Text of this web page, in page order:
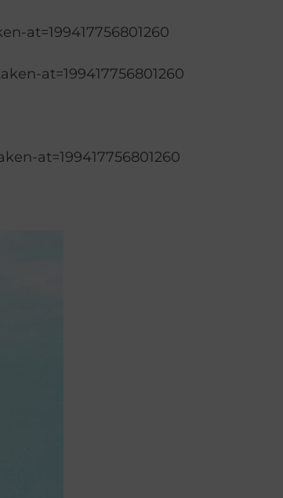
at=199417756801260
at=199417756801260
at=199417756801260